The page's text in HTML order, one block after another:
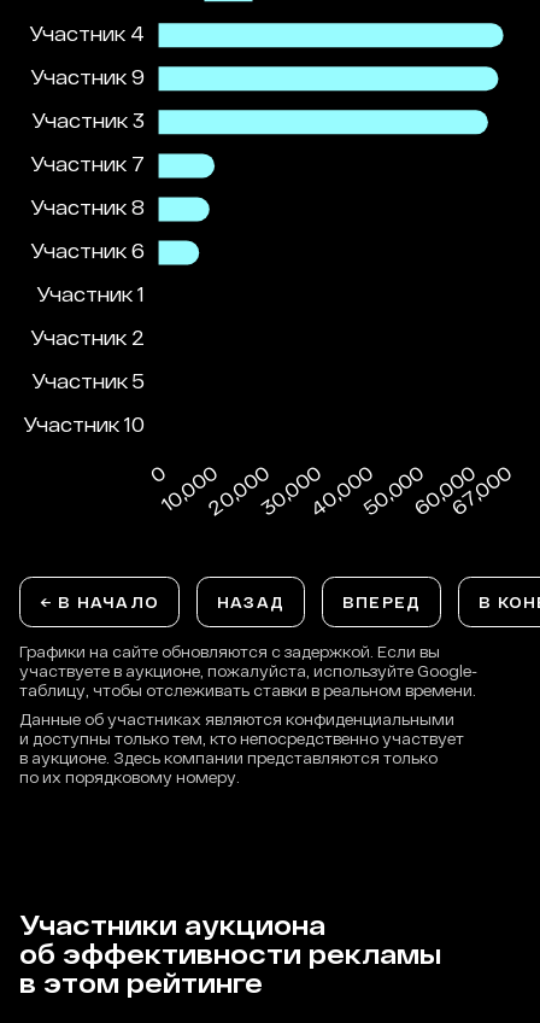
← В НАЧАЛО НАЗАД ВПЕРЕД В
Графики на сайте обновляются с задержкой. Если вы
участвуете в аукционе, пожалуйста, используйте Google-
таблицу, чтобы отслеживать ставки в реальном времени.
Данные об участниках являются конфиденциальными
и доступны только тем, кто непосредственно участвует
в аукционе. Здесь компании представляются только
по их порядковому номеру.
Участники аукциона
об эффективности рекламы
в этом рейтинге